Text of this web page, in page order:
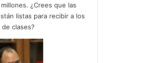
¿Crees que las
listas para recibir a los
clases?